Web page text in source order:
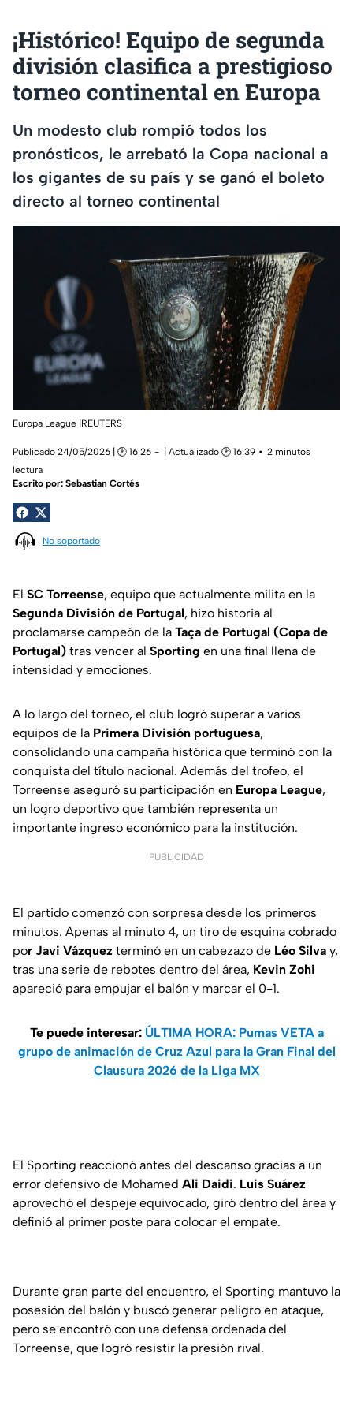
¡Histórico! Equipo de segunda
división clasifica a prestigioso
torneo continental en Europa
Un modesto club rompió todos los
pronósticos, le arrebató la Copa nacional a
los gigantes de su país y se ganó el boleto
directo al torneo continental
Europa League |REUTERS
Publicado 24/05/2026 | 🕑 16:26 | Actualizado 🕑 16:39
2 minutos
lectura
Escrito por: Sebastian Cortés
No soportado
El SC Torreense, equipo que actualmente milita en la
Segunda División de Portugal, hizo historia al
proclamarse campeón de la Taça de Portugal (Copa de
Portugal) tras vencer al Sporting en una final llena de
intensidad y emociones.
A lo largo del torneo, el club logró superar a varios
equipos de la Primera División portuguesa,
consolidando una campaña histórica que terminó con la
conquista del título nacional. Además del trofeo, el
Torreense aseguró su participación en Europa League,
un logro deportivo que también representa un
importante ingreso económico para la institución.
PUBLICIDAD
El partido comenzó con sorpresa desde los primeros
minutos. Apenas al minuto 4, un tiro de esquina cobrado
por Javi Vázquez terminó en un cabezazo de Léo Silva y,
tras una serie de rebotes dentro del área, Kevin Zohi
apareció para empujar el balón y marcar el 0-1.
Te puede interesar: ÚLTIMA HORA: Pumas VETA a
grupo de animación de Cruz Azul para la Gran Final del
Clausura 2026 de la Liga MX
El Sporting reaccionó antes del descanso gracias a un
error defensivo de Mohamed Ali Daidi. Luis Suárez
aprovechó el despeje equivocado, giró dentro del área y
definió al primer poste para colocar el empate.
Durante gran parte del encuentro, el Sporting mantuvo la
posesión del balón y buscó generar peligro en ataque,
pero se encontró con una defensa ordenada del
Torreense, que logró resistir la presión rival.